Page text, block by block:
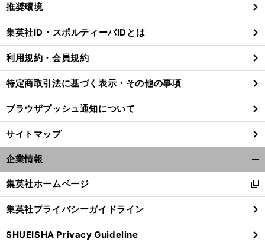
閉
る
推奨環境
集英社ID・スポルティーバIDとは
利用規約・会員規約
特定商取引法に基づく表示・その他の事項
ブラウザプッシュ通知について
サイトマップ
企業情報
閉
る
集英社ホームページ
新
し
い
ウ
ィ
集英社プライバシーガイドライン
SHUEISHA Privacy Guideline